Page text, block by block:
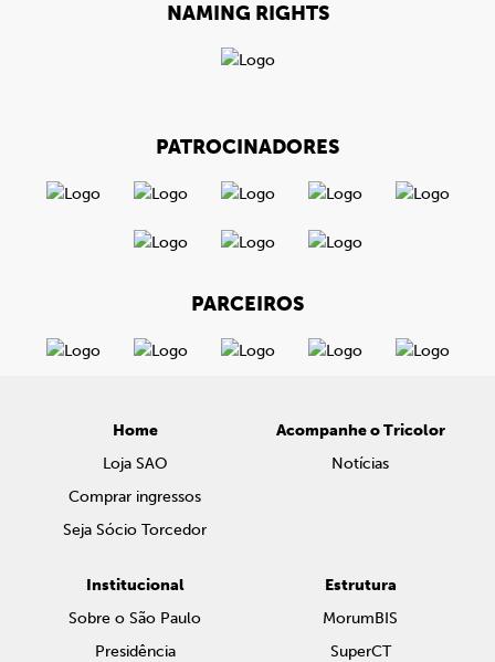
NAMING RIGHTS
PATROCINADORES
PARCEIROS
Home
Loja SAO
Comprar ingressos
Seja Sócio Torcedor
Acompanhe o Tricolor
Notícias
Institucional
Sobre o São Paulo
Presidência
Estrutura
MorumBIS
SuperCT